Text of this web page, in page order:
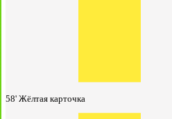
58' Жёлтая карточка